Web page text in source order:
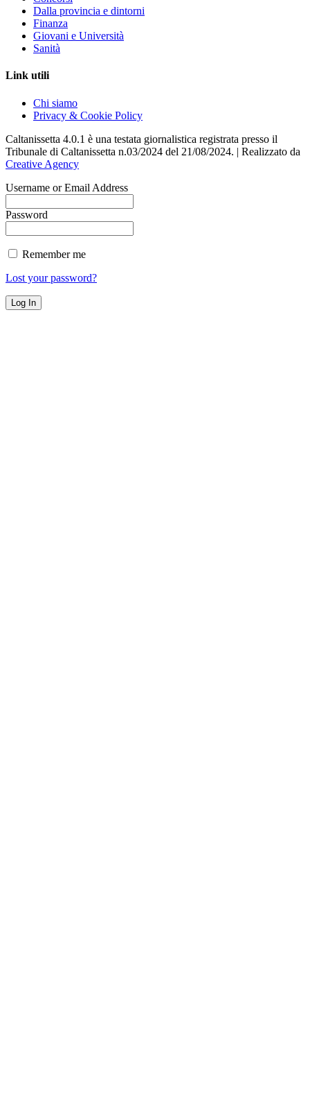
Dalla provincia e dintorni
Finanza
Giovani e Università
Sanità
Link utili
Chi siamo
Privacy & Cookie Policy
Caltanissetta 4.0.1 è una testata giornalistica registrata presso il
Tribunale di Caltanissetta n.03/2024 del 21/08/2024. | Realizzato da
Creative Agency
Username or Email Address
Password
Remember me
Lost your password?